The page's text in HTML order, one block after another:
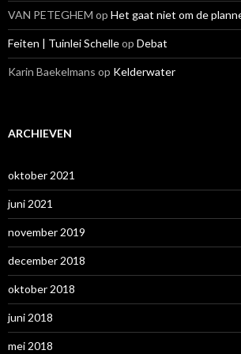
VAN PETEGHEM op Het gaat niet om de
Feiten | Tuinlei Schelleop Debat
Karin Baekelmans op Kelderwater
ARCHIEVEN
oktober 2021
juni 2021
november 2019
december 2018
oktober 2018
juni 2018
mei 2018